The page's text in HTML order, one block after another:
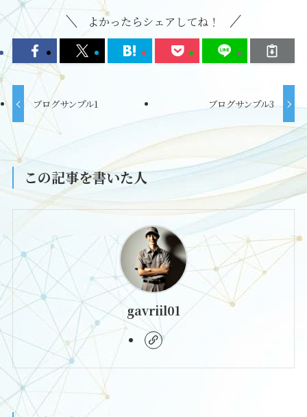
よかったらシェアしてね！
ブログサンプル1 ブログサンプル3
この記事を書いた人
gavriil01